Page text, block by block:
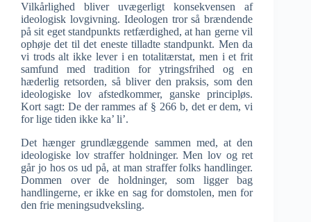
Vilkårlighed bliver uvægerligt konsekvensen af
ideologisk lovgivning. Ideologen tror så brændende
på sit eget standpunkts retfærdighed, at han gerne vil
ophøje det til det eneste tilladte standpunkt. Men da
vi trods alt ikke lever i en totalitærstat, men i et frit
samfund med tradition for ytringsfrihed og en
hæderlig retsorden, så bliver den praksis, som den
ideologiske lov afstedkommer, ganske principløs.
Kort sagt: De der rammes af § 266 b, det er dem, vi
for lige tiden ikke ka’ li’.
Det hænger grundlæggende sammen med, at den
ideologiske lov straffer holdninger. Men lov og ret
går jo hos os ud på, at man straffer folks handlinger.
Dommen over de holdninger, som ligger bag
handlingerne, er ikke en sag for domstolen, men for
den frie meningsudveksling.